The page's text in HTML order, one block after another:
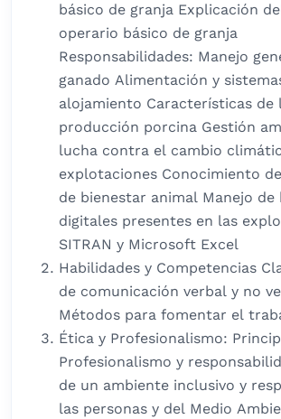
básico de granja Explicación
operario básico de granja
Responsabilidades: Manejo
ganado Alimentación y
alojamiento Características de
producción porcina Gestión
lucha contra el cambio
explotaciones Conocimiento
de bienestar animal Manejo
digitales presentes en las
SITRAN y Microsoft Excel
Habilidades y Competencias
de comunicación verbal y no
Métodos para fomentar el
Ética y Profesionalismo:
Profesionalismo y
de un ambiente inclusivo y
las personas y del Medio